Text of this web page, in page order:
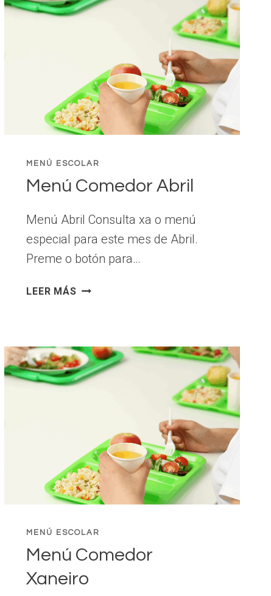
MENÚ ESCOLAR
Menú Comedor Abril
Menú Abril Consulta xa o menú
especial para este mes de Abril.
Preme o botón para…
LEER MÁSMENÚ
MENÚ ESCOLAR
Menú Comedor
Xaneiro